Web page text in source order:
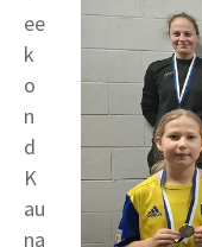
ee
k
o
n
d
K
au
na